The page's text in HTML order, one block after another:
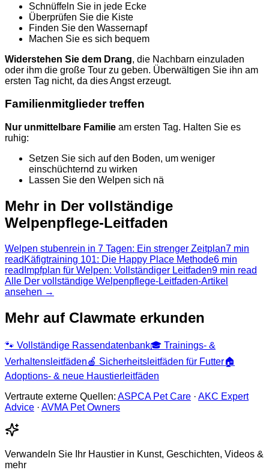
Schnüffeln Sie in jede Ecke
Überprüfen Sie die Kiste
Finden Sie den Wassernapf
Machen Sie es sich bequem
Widerstehen Sie dem Drang, die Nachbarn einzuladen
oder ihm die große Tour zu geben. Überwältigen Sie ihn am
ersten Tag nicht, da dies Angst erzeugt.
Familienmitglieder treffen
Nur unmittelbare Familie am ersten Tag. Halten Sie es
ruhig:
Setzen Sie sich auf den Boden, um weniger
einschüchternd zu wirken
Lassen Sie den Welpen sich nä
Mehr in Der vollständige
Welpenpflege-Leitfaden
Welpen stubenrein in 7 Tagen: Ein strenger Zeitplan7 min
read Käfigtraining 101: Die Happy Place Methode6 min
read Impfplan für Welpen: Vollständiger Leitfaden9 min read
Alle Der vollständige Welpenpflege-Leitfaden-Artikel
ansehen →
Mehr auf Clawmate erkunden
🐾 Vollständige Rassendatenbank🎓 Trainings- &
Verhaltensleitfäden🍎 Sicherheitsleitfäden für Futter🏠
Adoptions- & neue Haustierleitfäden
Vertraute externe Quellen: ASPCA Pet Care · AKC Expert
Advice · AVMA Pet Owners
Verwandeln Sie Ihr Haustier in Kunst, Geschichten, Videos &
mehr